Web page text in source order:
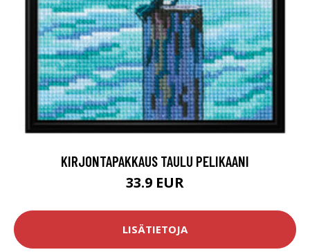
KIRJONTAPAKKAUS TAULU PELIKAANI
33.9 EUR
LISÄTIETOJA